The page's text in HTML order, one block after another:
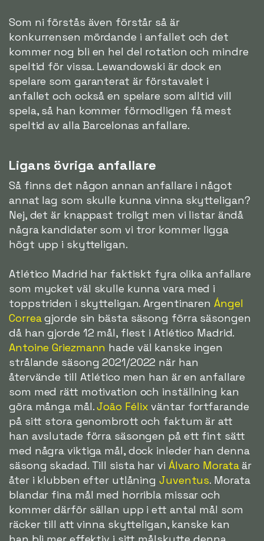
Som ni förstås även förstår så är
konkurrensen mördande i anfallet och det
kommer nog bli en hel del rotation och mindre
speltid för vissa. Lewandowski är dock en
spelare som garanterat är förstavalet i
anfallet och också en spelare som alltid vill
spela, så han kommer förmodligen få mest
speltid av alla Barcelonas anfallare.
Ligans övriga anfallare
Så finns det någon annan anfallare i något
annat lag som skulle kunna vinna skytteligan?
Nej, det är knappast troligt men vi listar ändå
några kandidater som vi tror kommer ligga
högt upp i skytteligan.
Atlético Madrid har faktiskt fyra olika anfallare
som mycket väl skulle kunna vara med i
toppstriden i skytteligan. Argentinaren Ángel
Correagjorde sin bästa säsong förra säsongen
då han gjorde 12 mål, flest i Atlético Madrid.
Antoine Griezmann hade väl kanske ingen
strålande säsong 2021/2022 när han
återvände till Atlético men han är en anfallare
som med rätt motivation och inställning kan
göra många mål.João Félix väntar fortfarande
på sitt stora genombrott och faktum är att
han avslutade förra säsongen på ett fint sätt
med några viktiga mål, dock inleder han denna
säsong skadad. Till sista har vi Álvaro Morataär
åter i klubben efter utlåning Juventus. Morata
blandar fina mål med horribla missar och
kommer därför sällan upp i ett antal mål som
räcker till att vinna skytteligan, kanske kan